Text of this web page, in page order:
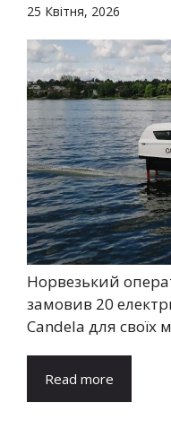
25 Квітня, 2026
Норвезький
замовив 20
Candela для своїх
Read more